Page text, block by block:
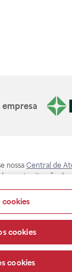
empresa
nossa Central de
neste site não
o
o site:
da Raia Drogasil
cookies
cookies
cookies